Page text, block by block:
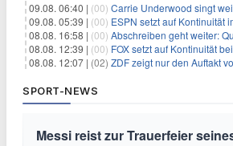
09.08. 06:40 | (00) Carrie Underwood singt
09.08. 05:39 | (00) ESPN setzt auf Kontinuität
08.08. 16:58 | (00) Abschreiben geht weiter:
08.08. 12:39 | (00) FOX setzt auf Kontinuität bei
08.08. 12:07 | (02) ZDF zeigt nur den Auftakt von
SPORT-NEWS
Messi reist zur Trauerfeier